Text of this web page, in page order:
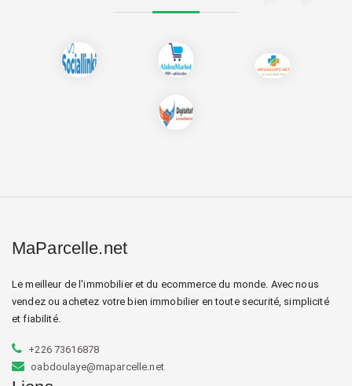
MaParcelle.net
Le meilleur de l'immobilier et du ecommerce du monde. Avec nous
vendez ou achetez votre bien immobilier en toute securité, simplicité
et fiabilité.
+226 73616878
oabdoulaye@maparcelle.net